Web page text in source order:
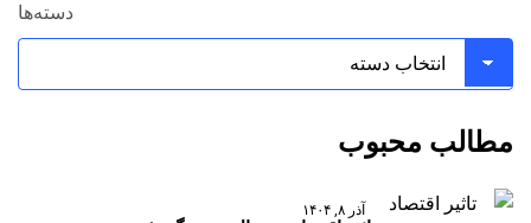
دسته‌ها
مطالب محبوب
آذر ۸, ۱۴۰۴